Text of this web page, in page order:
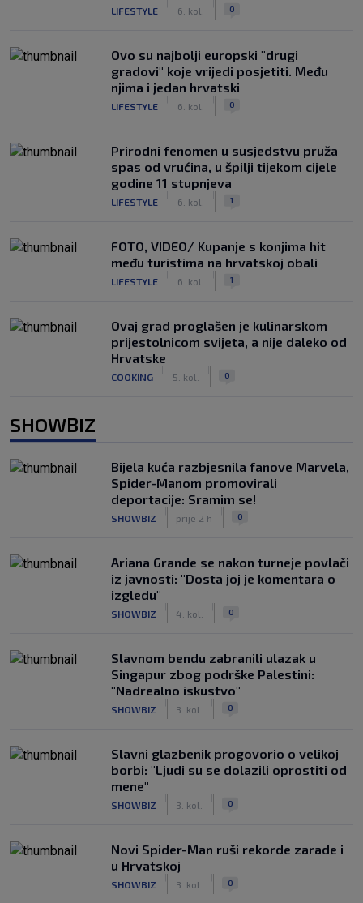
LIFESTYLE 6. kol. 0
Ovo su najbolji europski "drugi
gradovi" koje vrijedi posjetiti. Među
njima i jedan hrvatski
LIFESTYLE 6. kol. 0
Prirodni fenomen u susjedstvu pruža
spas od vrućina, u špilji tijekom cijele
godine 11 stupnjeva
LIFESTYLE 6. kol. 1
FOTO, VIDEO/ Kupanje s konjima hit
među turistima na hrvatskoj obali
LIFESTYLE 6. kol. 1
Ovaj grad proglašen je kulinarskom
prijestolnicom svijeta, a nije daleko od
Hrvatske
COOKING 5. kol. 0
SHOWBIZ
Bijela kuća razbjesnila fanove Marvela,
Spider-Manom promovirali
deportacije: Sramim se!
SHOWBIZ prije 2 h 0
Ariana Grande se nakon turneje povlači
iz javnosti: "Dosta joj je komentara o
izgledu"
SHOWBIZ 4. kol. 0
Slavnom bendu zabranili ulazak u
Singapur zbog podrške Palestini:
"Nadrealno iskustvo"
SHOWBIZ 3. kol. 0
Slavni glazbenik progovorio o velikoj
borbi: "Ljudi su se dolazili oprostiti od
mene"
SHOWBIZ 3. kol. 0
Novi Spider-Man ruši rekorde zarade i
u Hrvatskoj
SHOWBIZ 3. kol. 0